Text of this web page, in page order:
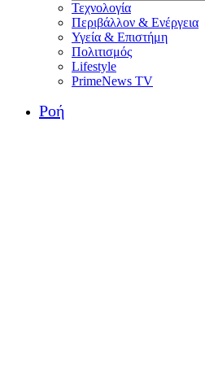
Τεχνολογία
Περιβάλλον & Ενέργεια
Υγεία & Επιστήμη
Πολιτισμός
Lifestyle
PrimeNews TV
Ροή